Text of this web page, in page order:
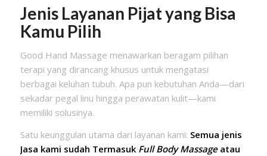
Jenis Layanan Pijat yang Bisa
Kamu Pilih
Good Hand Massage menawarkan beragam pilihan
terapi yang dirancang khusus untuk mengatasi
berbagai keluhan tubuh. Apa pun kebutuhan Anda—dari
sekadar pegal linu hingga perawatan kulit—kami
memiliki solusinya.
Satu keunggulan utama dari layanan kami: Semua jenis
Jasa kami sudah Termasuk Full Body Massageatau